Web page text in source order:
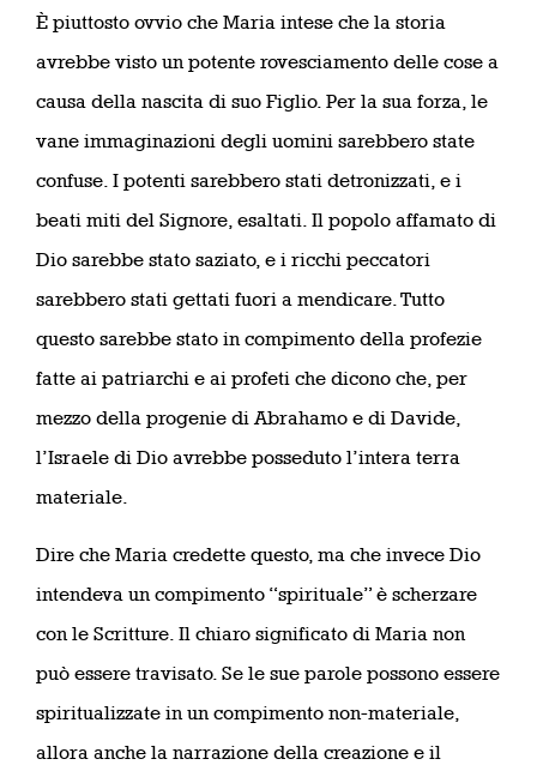
È piuttosto ovvio che Maria intese che la storia
avrebbe visto un potente rovesciamento delle cose a
causa della nascita di suo Figlio. Per la sua forza, le
vane immaginazioni degli uomini sarebbero state
confuse. I potenti sarebbero stati detronizzati, e i
beati miti del Signore, esaltati. Il popolo affamato di
Dio sarebbe stato saziato, e i ricchi peccatori
sarebbero stati gettati fuori a mendicare. Tutto
questo sarebbe stato in compimento della profezie
fatte ai patriarchi e ai profeti che dicono che, per
mezzo della progenie di Abrahamo e di Davide,
l’Israele di Dio avrebbe posseduto l’intera terra
materiale.
Dire che Maria credette questo, ma che invece Dio
intendeva un compimento “spirituale” è scherzare
con le Scritture. Il chiaro significato di Maria non
può essere travisato. Se le sue parole possono essere
spiritualizzate in un compimento non-materiale,
allora anche la narrazione della creazione e il